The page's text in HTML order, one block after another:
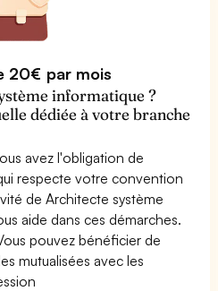
20€ par mois
informatique ?
dédiée à votre branche
avez l'obligation de
respecte votre convention
de Architecte système
aide dans ces démarches.
pouvez bénéficier de
mutualisées avec les